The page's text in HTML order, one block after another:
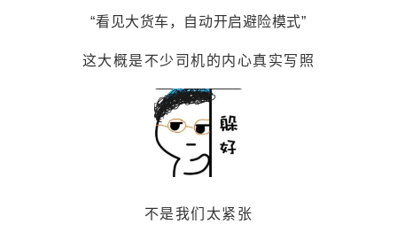
“看见大货车，自动开启避险模式”
这大概是不少 司机的内心真实写照
不是我们太紧张